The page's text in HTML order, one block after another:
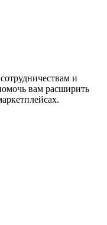
и
вам расширить